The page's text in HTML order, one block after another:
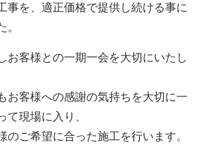
事を、適正価格で提供し続ける事に
。
お客様との一期一会を大切にいたし
お客様への感謝の気持ちを大切に一
て現場に入り、
のご希望に合った施工を行います。